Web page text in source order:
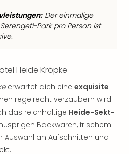
Der einmalige
Park pro Person ist
Heide Kröpke
erwartet dich eine exquisite
regelrecht verzaubern wird.
das reichhaltige Heide-Sekt-
Backwaren, frischem
Auswahl an Aufschnitten und